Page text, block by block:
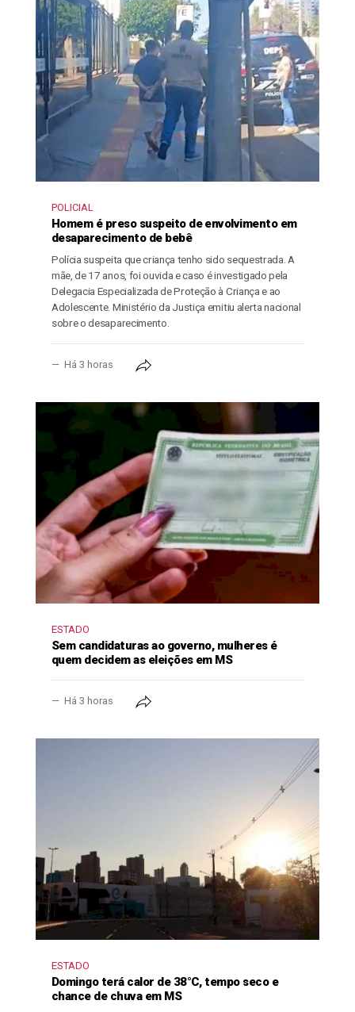
POLICIAL
Homem é preso suspeito de envolvimento em
desaparecimento de bebê
Polícia suspeita que criança tenho sido sequestrada. A
mãe, de 17 anos, foi ouvida e caso é investigado pela
Delegacia Especializada de Proteção à Criança e ao
Adolescente. Ministério da Justiça emitiu alerta nacional
sobre o desaparecimento.
Há 3 horas
ESTADO
Sem candidaturas ao governo, mulheres é
quem decidem as eleições em MS
Há 3 horas
ESTADO
Domingo terá calor de 38°C, tempo seco e
chance de chuva em MS